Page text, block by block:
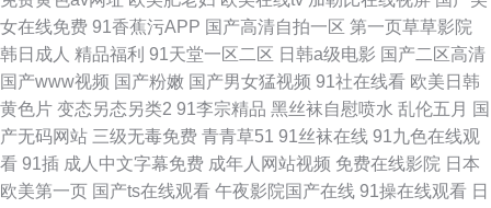
女在线免费 91香蕉污APP 国产高清自拍一区 第一页草草影院
韩日成人 精品福利 91天堂一区二区 日韩a级电影 国产二区高清
国产www视频 国产粉嫩 国产男女猛视频 91社在线看 欧美日韩
黄色片 变态另态另类2 91李宗精品 黑丝袜自慰喷水 乱伦五月 国
产无码网站 三级无毒免费 青青草51 91丝袜在线 91九色在线观
看 91插 成人中文字幕免费 成年人网站视频 免费在线影院 日本
欧美第一页 国产ts在线观看 午夜影院国产在线 91操在线观看 日